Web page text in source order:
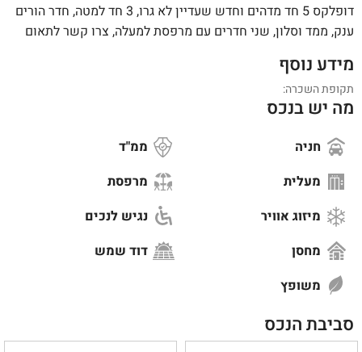
דופלקס 5 חד מדהים וחדש שעדיין לא גרו, 3 חד למטה, חדר הורים
ענק, ממד וסלון, שני חדרים עם מרפסת למעלה, צרו קשר לתאום
מידע נוסף
תקופת השכרה:
מה יש בנכס
חניה
ממ"ד
מעלית
מרפסת
מיזוג אוויר
נגיש לנכים
מחסן
דוד שמש
משופץ
סביבת הנכס